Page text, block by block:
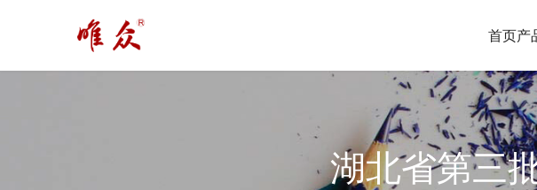
首页产
湖北省第三